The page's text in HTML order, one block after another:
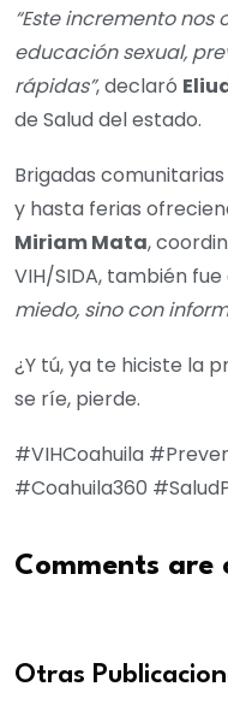
“Este incremento
educación sexual,
rápidas”, declaró
de Salud del estado.
Brigadas
y hasta ferias
Miriam Mata,
VIH/SIDA, también fue
miedo, sino con
¿Y tú, ya te hiciste la
se ríe, pierde.
#VIHCoahuila
#Coahuila360
Comments are
Otras